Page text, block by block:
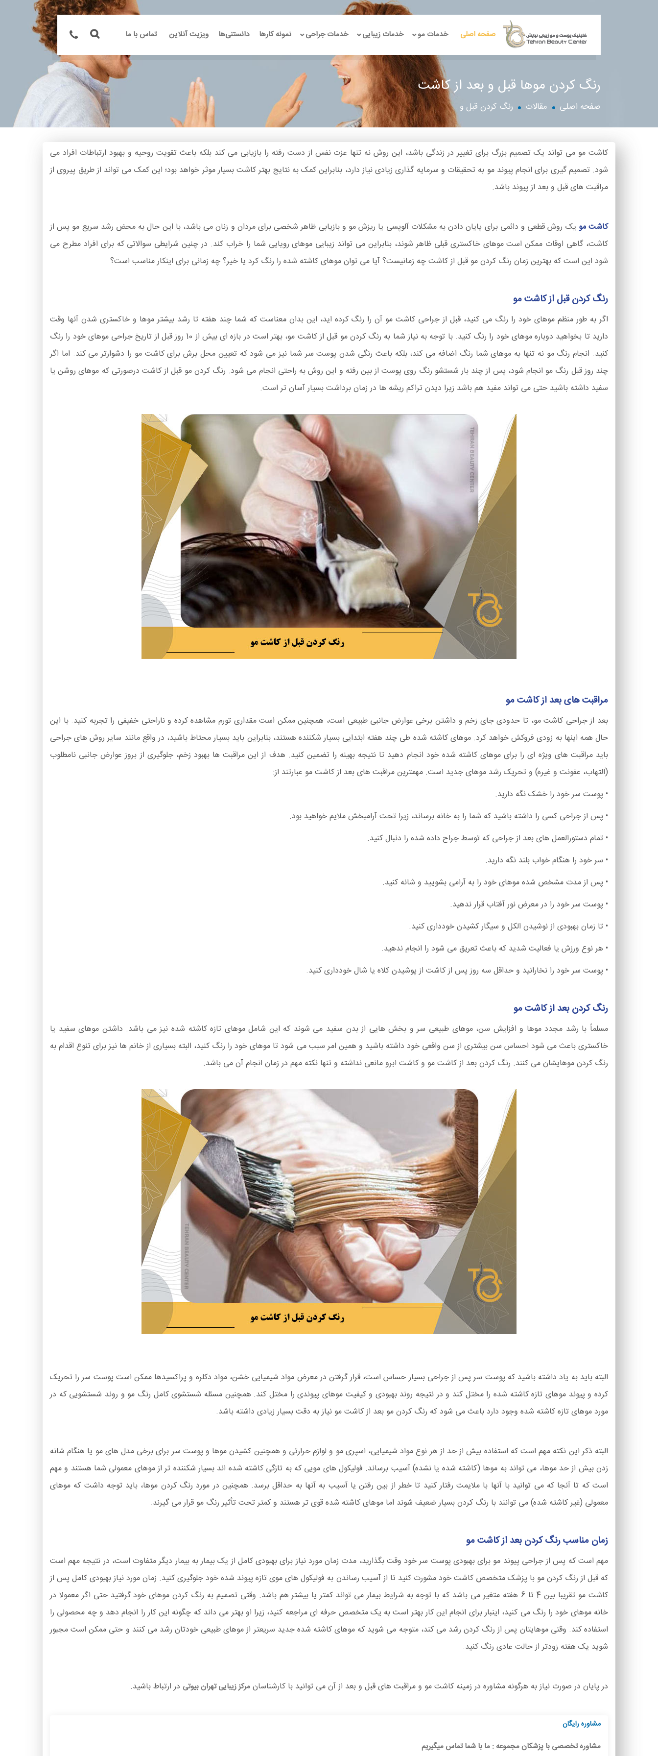
صفحه اصلی خدمات مو خدمات زیبایی خدمات جراحی نمونه کارها دانستنی‌ها ویزیت آنلاین تماس با ما
رنگ کردن موها قبل و بعد از کاشت
صفحه اصلی مقالات رنگ کردن قبل و ...
کاشت مو می تواند یک تصمیم بزرگ برای تغییر در زندگی باشد، این روش نه تنها عزت نفس از دست رفته را بازیابی می کند بلکه باعث تقویت روحیه و بهبود ارتباطات افراد می
شود. تصمیم گیری برای انجام پیوند مو به تحقیقات و سرمایه گذاری زیادی نیاز دارد، بنابراین کمک به نتایج بهتر کاشت بسیار موثر خواهد بود؛ این کمک می تواند از طریق پیروی از
مراقبت های قبل و بعد از پیوند باشد.
کاشت مو یک روش قطعی و دائمی برای پایان دادن به مشکلات آلوپسی یا ریزش مو و بازیابی ظاهر شخصی برای مردان و زنان می باشد، با این حال به محض رشد سریع مو پس از
کاشت، گاهی اوقات ممکن است موهای خاکستری قبلی ظاهر شوند، بنابراین می تواند زیبایی موهای رویایی شما را خراب کند. در چنین شرایطی سوالاتی که برای افراد مطرح می
شود این است که بهترین زمان رنگ کردن مو قبل از کاشت چه زمانیست؟ آیا می توان موهای کاشته شده را رنگ کرد یا خیر؟ چه زمانی برای اینکار مناسب است؟
رنگ کردن قبل از کاشت مو
اگر به طور منظم موهای خود را رنگ می کنید، قبل از جراحی کاشت مو آن را رنگ کرده اید، این بدان معناست که شما چند هفته تا رشد بیشتر موها و خاکستری شدن آنها وقت
دارید تا بخواهید دوباره موهای خود را رنگ کنید. با توجه به نیاز شما به رنگ کردن مو قبل از کاشت مو، بهتر است در بازه ای بیش از 10 روز قبل از تاریخ جراحی موهای خود را رنگ
کنید. انجام رنگ مو نه تنها به موهای شما رنگ اضافه می کند، بلکه باعث رنگی شدن پوست سر شما نیز می شود که تعیین محل برش برای کاشت مو را دشوارتر می کند. اما اگر
چند روز قبل رنگ مو انجام شود، پس از چند بار شستشو رنگ روی پوست از بین رفته و این روش به راحتی انجام می شود. رنگ کردن مو قبل از کاشت درصورتی که موهای روشن یا
سفید داشته باشید حتی می تواند مفید هم باشد زیرا دیدن تراکم ریشه ها در زمان برداشت بسیار آسان تر است.
مراقبت های بعد از کاشت مو
بعد از جراحی کاشت مو، تا حدودی جای زخم و داشتن برخی عوارض جانبی طبیعی است، همچنین ممکن است مقداری تورم مشاهده کرده و ناراحتی خفیفی را تجربه کنید. با این
حال همه اینها به زودی فروکش خواهد کرد. موهای کاشته شده طی چند هفته ابتدایی بسیار شکننده هستند، بنابراین باید بسیار محتاط باشید، در واقع مانند سایر روش های جراحی
باید مراقبت های ویژه ای را برای موهای کاشته شده خود انجام دهید تا نتیجه بهینه را تضمین کنید. هدف از این مراقبت ها بهبود زخم، جلوگیری از بروز عوارض جانبی نامطلوب
(التهاب، عفونت و غیره) و تحریک رشد موهای جدید است. مهمترین مراقبت های بعد از کاشت مو عبارتند از:
• پوست سر خود را خشک نگه دارید.
• پس از جراحی کسی را داشته باشید که شما را به خانه برساند، زیرا تحت آرامبخش ملایم خواهید بود.
• تمام دستورالعمل های بعد از جراحی که توسط جراح داده شده را دنبال کنید.
• سر خود را هنگام خواب بلند نگه دارید.
• پس از مدت مشخص شده موهای خود را به آرامی بشویید و شانه کنید.
• پوست سر خود را در معرض نور آفتاب قرار ندهید.
• تا زمان بهبودی از نوشیدن الکل و سیگار کشیدن خودداری کنید.
• هر نوع ورزش یا فعالیت شدید که باعث تعریق می شود را انجام ندهید.
• پوست سر خود را نخارانید و حداقل سه روز پس از کاشت از پوشیدن کلاه یا شال خودداری کنید.
رنگ کردن بعد از کاشت مو
مسلماً با رشد مجدد موها و افزایش سن، موهای طبیعی سر و بخش هایی از بدن سفید می شوند که این شامل موهای تازه کاشته شده نیز می باشد. داشتن موهای سفید یا
خاکستری باعث می شود احساس سن بیشتری از سن واقعی خود داشته باشید و همین امر سبب می شود تا موهای خود را رنگ کنید، البته بسیاری از خانم ها نیز برای تنوع اقدام به
رنگ کردن موهایشان می کنند. رنگ کردن بعد از کاشت مو و کاشت ابرو مانعی نداشته و تنها نکته مهم در زمان انجام آن می باشد.
البته باید به یاد داشته باشید که پوست سر پس از جراحی بسیار حساس است، قرار گرفتن در معرض مواد شیمیایی خشن، مواد دکلره و پراکسیدها ممکن است پوست سر را تحریک
کرده و پیوند موهای تازه کاشته شده را مختل کند و در نتیجه روند بهبودی و کیفیت موهای پیوندی را مختل کند. همچنین مسئله شستشوی کامل رنگ مو و روند شستشویی که در
مورد موهای تازه کاشته شده وجود دارد باعث می شود که رنگ کردن مو بعد از کاشت مو نیاز به دقت بسیار زیادی داشته باشد.
البته ذکر این نکته مهم است که استفاده بیش از حد از هر نوع مواد شیمیایی، اسپری مو و لوازم حرارتی و همچنین کشیدن موها و پوست سر برای برخی مدل های مو یا هنگام شانه
زدن بیش از حد موها، می تواند به موها (کاشته شده یا نشده) آسیب برساند. فولیکول های مویی که به تازگی کاشته شده اند بسیار شکننده تر از موهای معمولی شما هستند و مهم
است که تا آنجا که می توانید با آنها با ملایمت رفتار کنید تا خطر از بین رفتن یا آسیب به آنها به حداقل برسد. همچنین در مورد رنگ کردن موها، باید توجه داشت که موهای
معمولی (غیر کاشته شده) می توانند با رنگ کردن بسیار ضعیف شوند اما موهای کاشته شده قوی تر هستند و کمتر تحت تأثیر رنگ مو قرار می گیرند.
زمان مناسب رنگ کردن بعد از کاشت مو
مهم است که پس از جراحی پیوند مو برای بهبودی پوست سر خود وقت بگذارید، مدت زمان مورد نیاز برای بهبودی کامل از یک بیمار به بیمار دیگر متفاوت است، در نتیجه مهم است
که قبل از رنگ کردن مو با پزشک متخصص کاشت خود مشورت کنید تا از آسیب رساندن به فولیکول های موی تازه پیوند شده خود جلوگیری کنید. زمان مورد نیاز بهبودی کامل پس از
کاشت مو تقریبا بین 4 تا 6 هفته متغیر می باشد که با توجه به شرایط بیمار می تواند کمتر یا بیشتر هم باشد. وقتی تصمیم به رنگ کردن موهای خود گرفتید حتی اگر معمولا در
خانه موهای خود را رنگ می کنید، اینبار برای انجام این کار بهتر است به یک متخصص حرفه ای مراجعه کنید، زیرا او بهتر می داند که چگونه این کار را انجام دهد و چه محصولی را
استفاده کند. وقتی موهایتان پس از رنگ کردن رشد می کند، متوجه می شوید که موهای کاشته شده جدید سریعتر از موهای طبیعی خودتان رشد می کنند و حتی ممکن است مجبور
شوید یک هفته زودتر از حالت عادی رنگ کنید.
در پایان در صورت نیاز به هرگونه مشاوره در زمینه کاشت مو و مراقبت های قبل و بعد از آن می توانید با کارشناسان مرکز زیبایی تهران بیوتی در ارتباط باشید.
مشاوره رایگان
مشاوره تخصصی با پزشکان مجموعه : ما با شما تماس میگیریم